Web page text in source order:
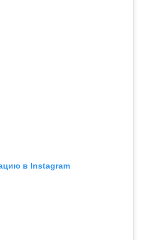
в Instagram